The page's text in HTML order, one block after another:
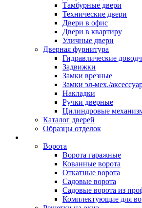
Тамбурные двери
Технические двери
Двери в офис
Двери в квартиру
Уличные двери
Дверная фурнитура
Гидравлические
Задвижки
Замки врезные
Замки эл-мех./
Накладки
Ручки дверные
Цилиндровые
Каталог дверей
Образцы отделок
Ворота
Ворота гаражные
Кованные ворота
Откатные ворота
Садовые ворота
Садовые ворота из
Комплектующие для